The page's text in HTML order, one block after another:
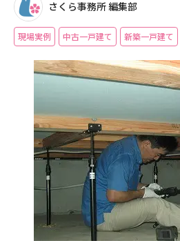
さくら事務所 編集部
現場実例 中古一戸建て 新築一戸建て